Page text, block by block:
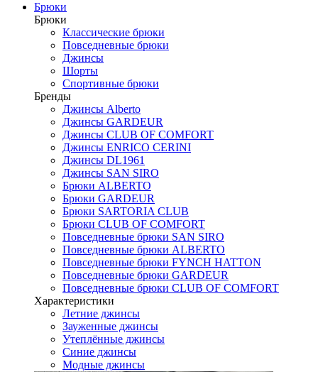
Брюки
Брюки
Классические брюки
Повседневные брюки
Джинсы
Шорты
Спортивные брюки
Бренды
Джинсы Alberto
Джинсы GARDEUR
Джинсы CLUB OF COMFORT
Джинсы ENRICO CERINI
Джинсы DL1961
Джинсы SAN SIRO
Брюки ALBERTO
Брюки GARDEUR
Брюки SARTORIA CLUB
Брюки CLUB OF COMFORT
Повседневные брюки SAN SIRO
Повседневные брюки ALBERTO
Повседневные брюки FYNCH HATTON
Повседневные брюки GARDEUR
Повседневные брюки CLUB OF COMFORT
Характеристики
Летние джинсы
Зауженные джинсы
Утеплённые джинсы
Синие джинсы
Модные джинсы